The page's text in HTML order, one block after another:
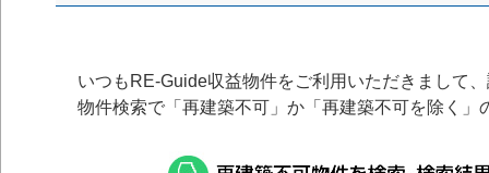
いつもRE-Guide収益物件をご利用いただきまして
物件検索で「再建築不可」か「再建築不可を除く